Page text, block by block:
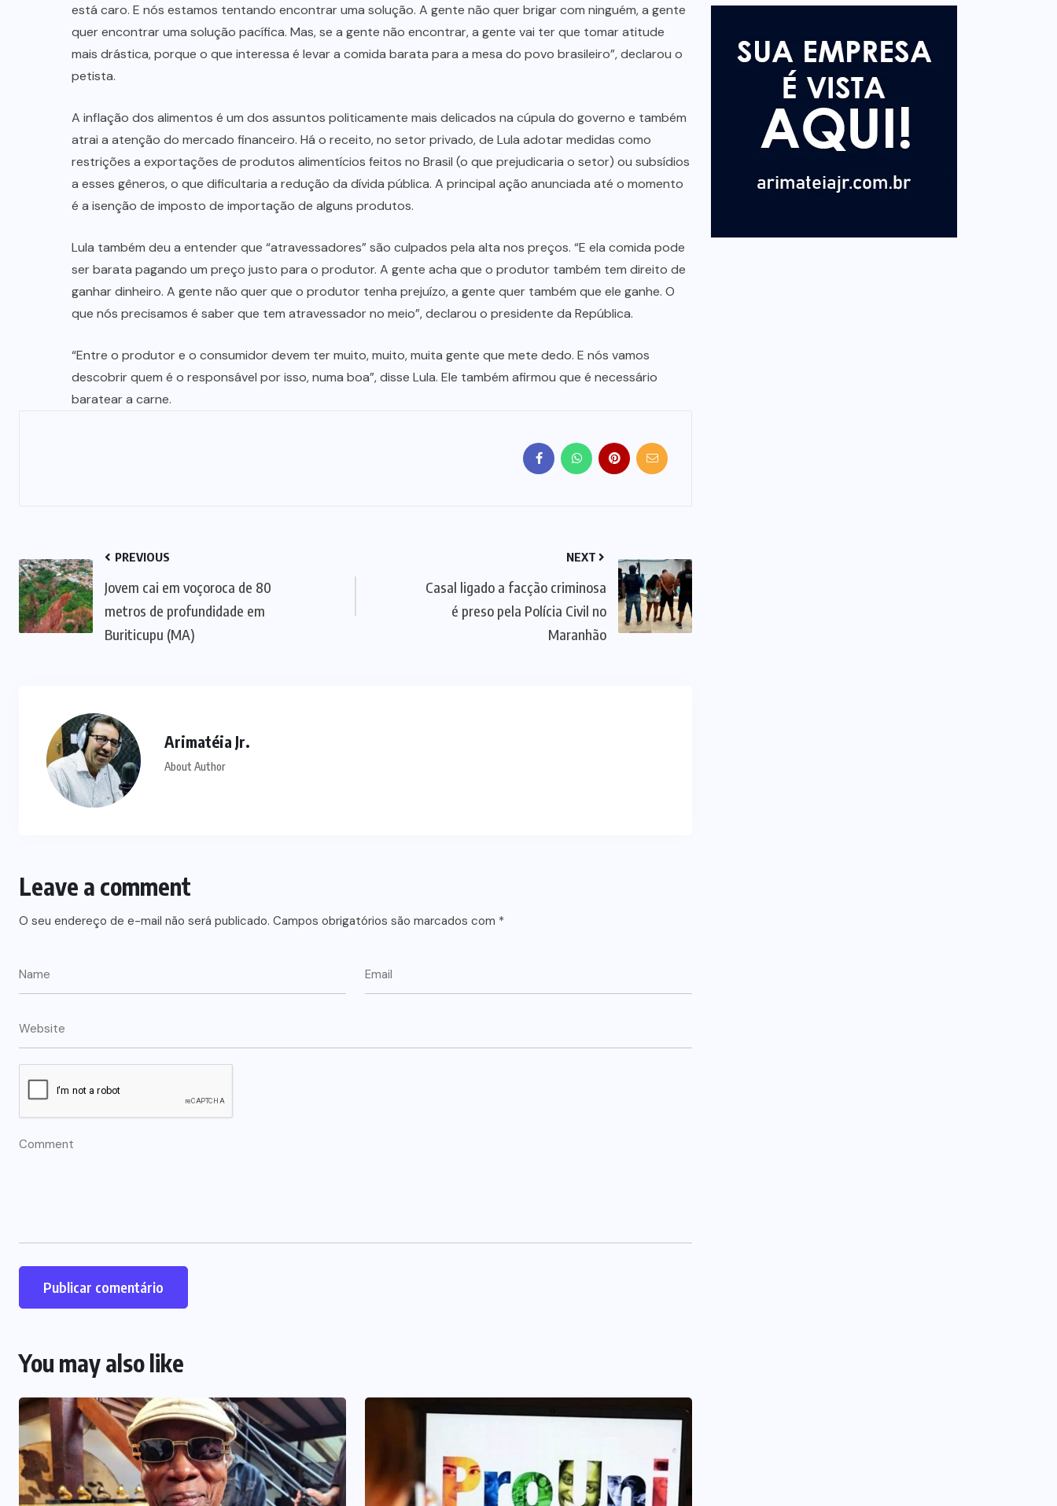
está caro. E nós estamos tentando encontrar uma solução. A gente não quer brigar com ninguém, a gente
quer encontrar uma solução pacífica. Mas, se a gente não encontrar, a gente vai ter que tomar atitude
mais drástica, porque o que interessa é levar a comida barata para a mesa do povo brasileiro”, declarou o
petista.
A inflação dos alimentos é um dos assuntos politicamente mais delicados na cúpula do governo e também
atrai a atenção do mercado financeiro. Há o receito, no setor privado, de Lula adotar medidas como
restrições a exportações de produtos alimentícios feitos no Brasil (o que prejudicaria o setor) ou subsídios
a esses gêneros, o que dificultaria a redução da dívida pública. A principal ação anunciada até o momento
é a isenção de imposto de importação de alguns produtos.
Lula também deu a entender que “atravessadores” são culpados pela alta nos preços. “E ela comida pode
ser barata pagando um preço justo para o produtor. A gente acha que o produtor também tem direito de
ganhar dinheiro. A gente não quer que o produtor tenha prejuízo, a gente quer também que ele ganhe. O
que nós precisamos é saber que tem atravessador no meio”, declarou o presidente da República.
“Entre o produtor e o consumidor devem ter muito, muito, muita gente que mete dedo. E nós vamos
descobrir quem é o responsável por isso, numa boa”, disse Lula. Ele também afirmou que é necessário
baratear a carne.
PREVIOUS
Jovem cai em voçoroca de 80
metros de profundidade em
Buriticupu (MA)
NEXT
Casal ligado a facção criminosa
é preso pela Polícia Civil no
Maranhão
Arimatéia Jr.
About Author
Leave a comment
O seu endereço de e-mail não será publicado. Campos obrigatórios são marcados com *
You may also like